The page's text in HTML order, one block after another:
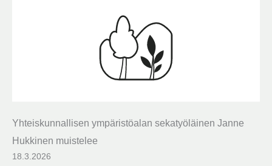
Yhteiskunnallisen ympäristöalan sekatyöläinen Janne
Hukkinen muistelee
18.3.2026